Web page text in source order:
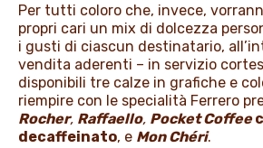
Per tutti coloro che, invece,
propri cari un mix di dolcezza
i gusti di ciascun destinatario,
vendita aderenti – in servizio
disponibili tre calze in grafiche e
riempire con le specialità Ferrero
Rocher, Raffaello, Pocket Coffee
decaffeinato, e Mon Chéri.